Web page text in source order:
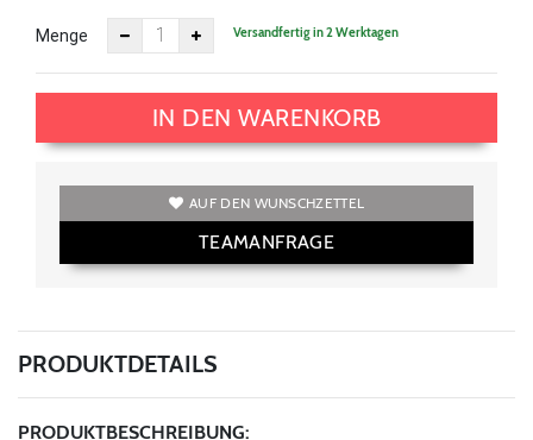
Menge Versandfertig in 2 Werktagen
IN DEN WARENKORB
AUF DEN WUNSCHZETTEL
TEAMANFRAGE
PRODUKTDETAILS
PRODUKTBESCHREIBUNG: